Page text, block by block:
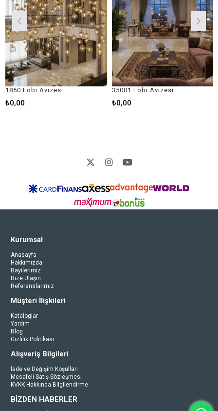
Avizesi 35001 Lobi Avizesi
Kurumsal
Anasayfa
Hakkımızda
Bayilerimiz
Bize Ulaşın
Referanslarımız
Müşteri İlişkileri
Kataloglar
Yardım
Blog
Gizlilik Politikası
Alışveriş Bilgileri
İade ve Değişim Koşulları
Mesafeli Satış Sözleşmesi
KVKK Hakkında Bilgilendirme
BİZDEN HABERLER